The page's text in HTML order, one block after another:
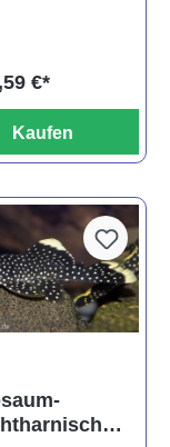
€*
Kaufen
5 Sternen